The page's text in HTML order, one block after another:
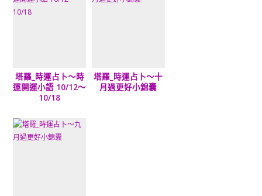
塔羅_時運占卜～時
運開運小語 10/12～
10/18
塔羅_時運占卜～十
月過更好小錦囊